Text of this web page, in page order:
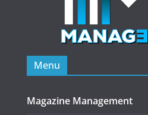
Menu
Magazine Management